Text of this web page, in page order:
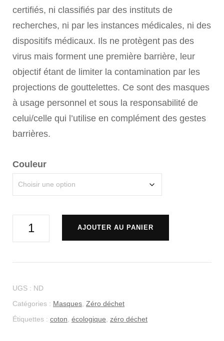
certifiés, ni classifiés par des instituts de
recherches, ni par les instances médicales, ni des
dispositifs médicaux. Ils ne protègent pas des
virus mais forment une première barrière, leur
objectif étant de limiter la contamination par les
projections de gouttelettes. Ce sont des masques
à usage personnel et sous la responsabilité de
celui/celle qui l’utilise en complément des gestes
barrières.
Couleur
quantité
protection
enfant
AJOUTER AU PANIER
UGS : ND
Catégories : Masques Zéro déchet
Étiquettes : coton écologique zéro déchet